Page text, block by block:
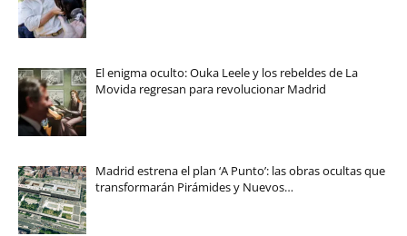
El enigma oculto: Ouka Leele y los rebeldes de La
Movida regresan para revolucionar Madrid
Madrid estrena el plan ‘A Punto’: las obras ocultas que
transformarán Pirámides y Nuevos…